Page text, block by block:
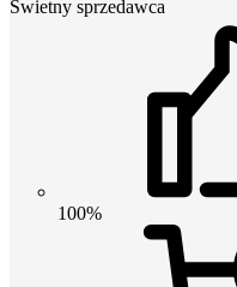
Świetny sprzedawca
100%